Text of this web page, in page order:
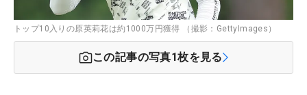
トップ10入りの原英莉花は約1000万円獲得 （撮影：GettyImages）
この記事の写真1枚を見る